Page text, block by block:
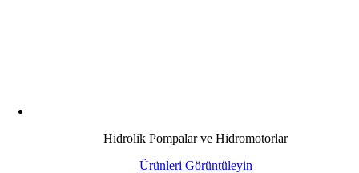
Hidrolik Pompalar ve Hidromotorlar
Ürünleri Görüntüleyin